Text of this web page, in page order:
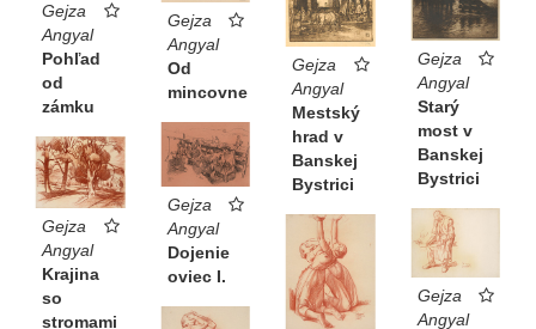
Gejza
Angyal
Pohľad
od
zámku
Gejza
Angyal
Od
mincovne
Gejza
Angyal
Mestský
hrad v
Banskej
Bystrici
Gejza
Angyal
Starý
most v
Banskej
Bystrici
Gejza
Angyal
Dojenie
oviec I.
Gejza
Angyal
Krajina
so
stromami
Gejza
Angyal